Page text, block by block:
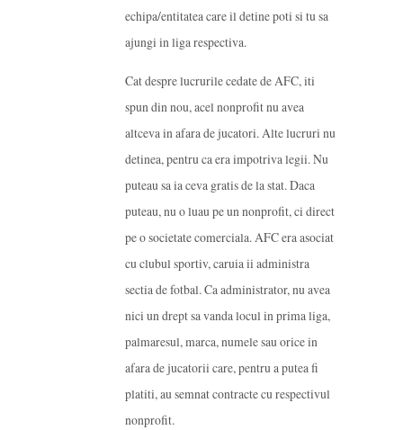
echipa/entitatea care il detine poti si tu sa
ajungi in liga respectiva.
Cat despre lucrurile cedate de AFC, iti
spun din nou, acel nonprofit nu avea
altceva in afara de jucatori. Alte lucruri nu
detinea, pentru ca era impotriva legii. Nu
puteau sa ia ceva gratis de la stat. Daca
puteau, nu o luau pe un nonprofit, ci direct
pe o societate comerciala. AFC era asociat
cu clubul sportiv, caruia ii administra
sectia de fotbal. Ca administrator, nu avea
nici un drept sa vanda locul in prima liga,
palmaresul, marca, numele sau orice in
afara de jucatorii care, pentru a putea fi
platiti, au semnat contracte cu respectivul
nonprofit.